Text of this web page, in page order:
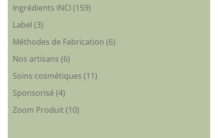
Ingrédients INCI (159)
Label (3)
Méthodes de Fabrication (6)
Nos artisans (6)
Soins cosmétiques (11)
Sponsorisé (4)
Zoom Produit(10)